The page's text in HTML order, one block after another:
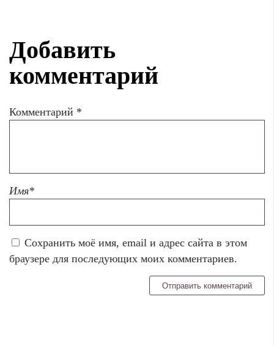
Добавить
комментарий
Комментарий *
Имя*
Сохранить моё имя, email и адрес сайта в этом
браузере для последующих моих комментариев.